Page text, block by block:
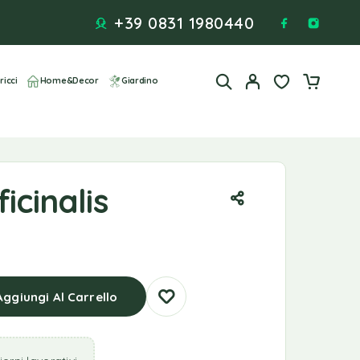
+39 0831 1980440
Home&Decor Giardino
Al Carrello